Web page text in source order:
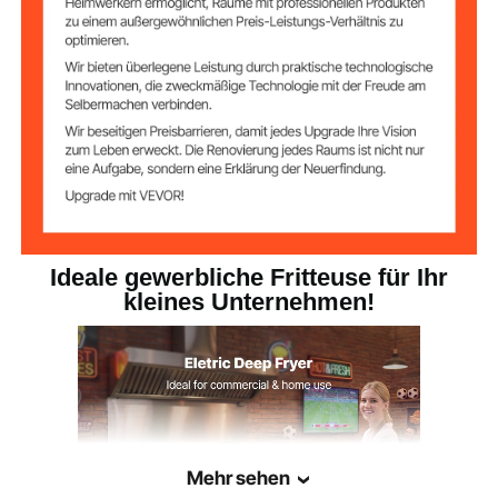
Max. 8,5 Qt / 8 L pro Stück
Max. 11,6 Qt / 11 L pro Stück
Nettogewicht 30,4 lbs / 13,8 kg
Ideale gewerbliche Fritteuse für Ihr
kleines Unternehmen!
Mehr sehen